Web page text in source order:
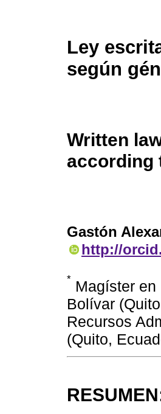
Ley
según
Written
according
Gastón
http://
* Magíster
Bolívar
Recursos
(Quito,